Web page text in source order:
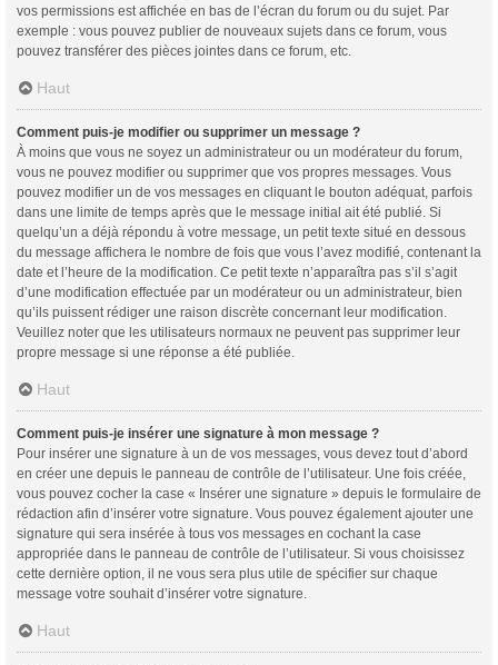
vos permissions est affichée en bas de l’écran du forum ou du sujet. Par
exemple : vous pouvez publier de nouveaux sujets dans ce forum, vous
pouvez transférer des pièces jointes dans ce forum, etc.
Haut
Comment puis-je modifier ou supprimer un message ?
À moins que vous ne soyez un administrateur ou un modérateur du forum,
vous ne pouvez modifier ou supprimer que vos propres messages. Vous
pouvez modifier un de vos messages en cliquant le bouton adéquat, parfois
dans une limite de temps après que le message initial ait été publié. Si
quelqu’un a déjà répondu à votre message, un petit texte situé en dessous
du message affichera le nombre de fois que vous l’avez modifié, contenant la
date et l’heure de la modification. Ce petit texte n’apparaîtra pas s’il s’agit
d’une modification effectuée par un modérateur ou un administrateur, bien
qu’ils puissent rédiger une raison discrète concernant leur modification.
Veuillez noter que les utilisateurs normaux ne peuvent pas supprimer leur
propre message si une réponse a été publiée.
Haut
Comment puis-je insérer une signature à mon message ?
Pour insérer une signature à un de vos messages, vous devez tout d’abord
en créer une depuis le panneau de contrôle de l’utilisateur. Une fois créée,
vous pouvez cocher la case « Insérer une signature » depuis le formulaire de
rédaction afin d’insérer votre signature. Vous pouvez également ajouter une
signature qui sera insérée à tous vos messages en cochant la case
appropriée dans le panneau de contrôle de l’utilisateur. Si vous choisissez
cette dernière option, il ne vous sera plus utile de spécifier sur chaque
message votre souhait d’insérer votre signature.
Haut